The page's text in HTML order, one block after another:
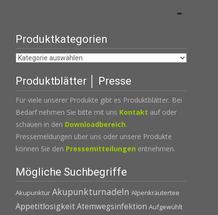
Produktkategorien
Produktblätter │ Presse
Für viele unserer Produkte gibt es Produktblätter. Bei
Bedarf nehmen Sie bitte mit uns Kontakt auf oder
schauen in den Downloadbereich.
Pressemeldungen über uns oder unsere Produkte
können Sie den Pressemitteilungen entnehmen.
Mögliche Suchbegriffe
Akupunktur Akupunkturnadeln Alpenkräutertee
AppetitlosigkeitAtemwegsinfektion Aufgewühlt